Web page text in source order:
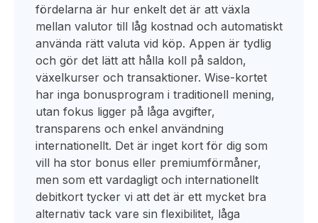
fördelarna är hur enkelt det är att växla
mellan valutor till låg kostnad och automatiskt
använda rätt valuta vid köp. Appen är tydlig
och gör det lätt att hålla koll på saldon,
växelkurser och transaktioner. Wise-kortet
har inga bonusprogram i traditionell mening,
utan fokus ligger på låga avgifter,
transparens och enkel användning
internationellt. Det är inget kort för dig som
vill ha stor bonus eller premiumförmåner,
men som ett vardagligt och internationellt
debitkort tycker vi att det är ett mycket bra
alternativ tack vare sin flexibilitet, låga